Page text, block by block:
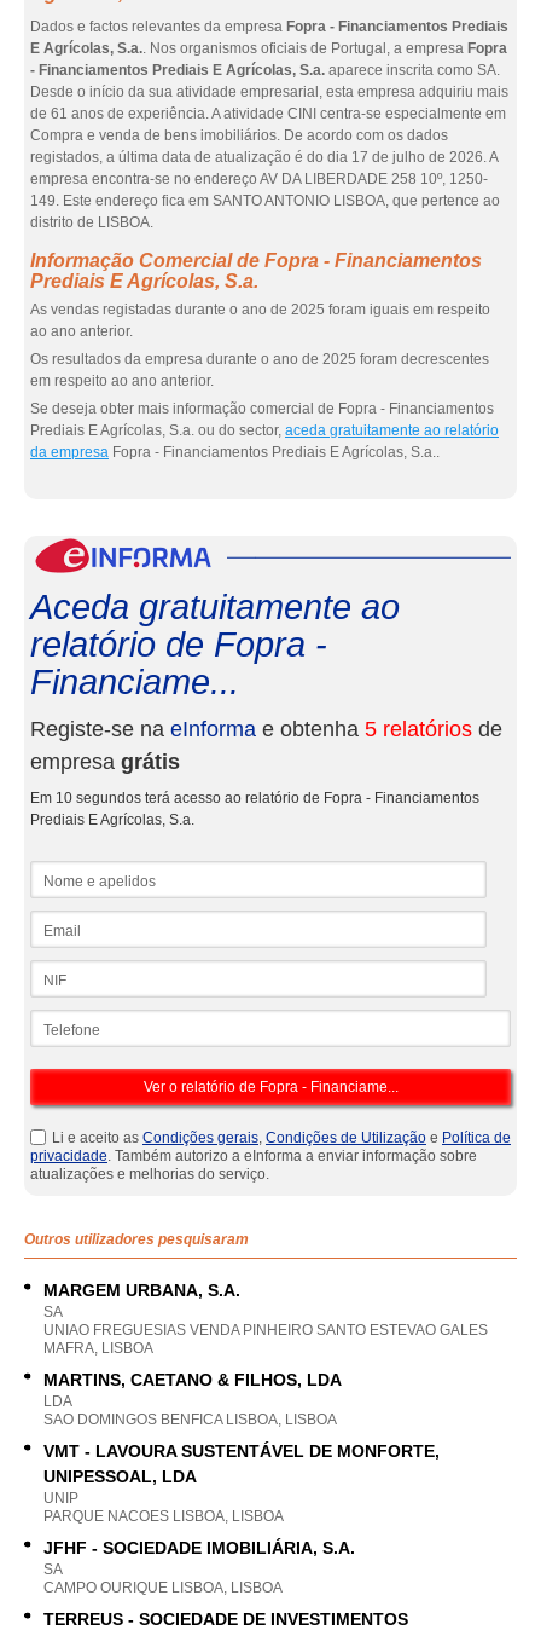
Dados e factos relevantes da empresa Fopra - Financiamentos Prediais
E Agrícolas, S.a.. Nos organismos oficiais de Portugal, a empresa Fopra
- Financiamentos Prediais E Agrícolas, S.a. aparece inscrita como SA.
Desde o início da sua atividade empresarial, esta empresa adquiriu mais
de 61 anos de experiência. A atividade CINI centra-se especialmente em
Compra e venda de bens imobiliários. De acordo com os dados
registados, a última data de atualização é do dia 17 de julho de 2026. A
empresa encontra-se no endereço AV DA LIBERDADE 258 10º, 1250-
149. Este endereço fica em SANTO ANTONIO LISBOA, que pertence ao
distrito de LISBOA.
Informação Comercial de Fopra - Financiamentos
Prediais E Agrícolas, S.a.
As vendas registadas durante o ano de 2025 foram iguais em respeito
ao ano anterior.
Os resultados da empresa durante o ano de 2025 foram decrescentes
em respeito ao ano anterior.
Se deseja obter mais informação comercial de Fopra - Financiamentos
Prediais E Agrícolas, S.a. ou do sector, aceda gratuitamente ao relatório
da empresa Fopra - Financiamentos Prediais E Agrícolas, S.a..
Aceda gratuitamente ao
relatório de Fopra -
Financiame...
Registe-se na eInforma e obtenha 5 relatórios de
empresa grátis
Em 10 segundos terá acesso ao relatório de Fopra - Financiamentos
Prediais E Agrícolas, S.a.
Li e aceito as Condições gerais, Condições de Utilização e Política de
privacidade. Também autorizo a eInforma a enviar informação sobre
atualizações e melhorias do serviço.
Outros utilizadores pesquisaram
MARGEM URBANA, S.A.
SA
UNIAO FREGUESIAS VENDA PINHEIRO SANTO ESTEVAO GALES
MAFRA, LISBOA
MARTINS, CAETANO & FILHOS, LDA
LDA
SAO DOMINGOS BENFICA LISBOA, LISBOA
VMT - LAVOURA SUSTENTÁVEL DE MONFORTE,
UNIPESSOAL, LDA
UNIP
PARQUE NACOES LISBOA, LISBOA
JFHF - SOCIEDADE IMOBILIÁRIA, S.A.
SA
CAMPO OURIQUE LISBOA, LISBOA
TERREUS - SOCIEDADE DE INVESTIMENTOS